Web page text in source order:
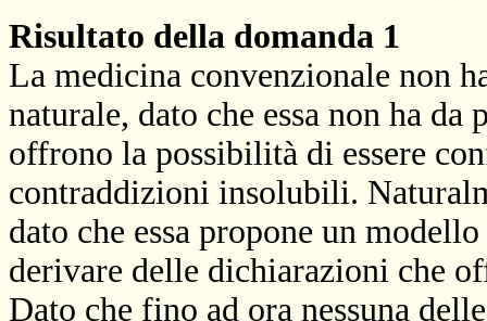
Risultato della domanda 1
La medicina convenzionale non
naturale, dato che essa non ha
offrono la possibilità di essere
contraddizioni insolubili.
dato che essa propone un
derivare delle dichiarazioni che
Dato che fino ad ora nessuna